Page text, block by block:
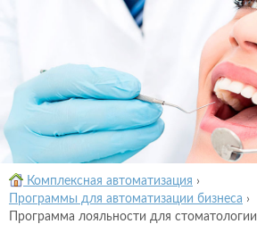
Комплексная автоматизация ›
Программы для автоматизации бизнеса ›
Программа лояльности для стоматологии